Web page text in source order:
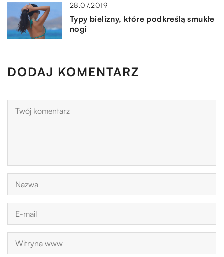
28.07.2019
Typy bielizny, które podkreślą smukłe
nogi
DODAJ KOMENTARZ